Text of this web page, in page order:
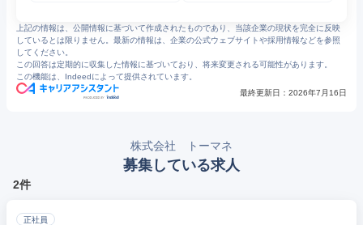
上記の情報は、公開情報に基づいて作成されたものであり、当該企業の現状を完全に反映
しているとは限りません。最新の情報は、企業の公式ウェブサイトや採用情報などを参照
してください。
この回答は定期的に収集した情報に基づいており、将来変更される可能性があります。
この機能は、Indeedによって提供されています。
最終更新日： 2026年7月16日
株式会社 トーマネ
募集している求人
2件
正社員